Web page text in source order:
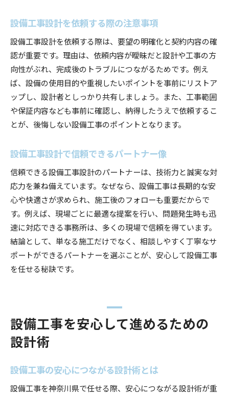
設備工事設計を依頼する際の注意事項
設備工事設計を依頼する際は、要望の明確化と契約内容の確
認が重要です。理由は、依頼内容が曖昧だと設計や工事の方
向性がぶれ、完成後のトラブルにつながるためです。例え
ば、設備の使用目的や重視したいポイントを事前にリストア
ップし、設計者としっかり共有しましょう。また、工事範囲
や保証内容なども事前に確認し、納得したうえで依頼するこ
とが、後悔しない設備工事のポイントとなります。
設備工事設計で信頼できるパートナー像
信頼できる設備工事設計のパートナーは、技術力と誠実な対
応力を兼ね備えています。なぜなら、設備工事は長期的な安
心や快適さが求められ、施工後のフォローも重要だからで
す。例えば、現場ごとに最適な提案を行い、問題発生時も迅
速に対応できる事務所は、多くの現場で信頼を得ています。
結論として、単なる施工だけでなく、相談しやすく丁寧なサ
ポートができるパートナーを選ぶことが、安心して設備工事
を任せる秘訣です。
設備工事を安心して進めるための
設計術
設備工事の安心につながる設計術とは
設備工事を神奈川県で任せる際、安心につながる設計術が重